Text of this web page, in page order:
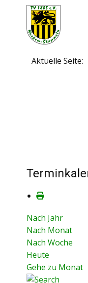
Aktuelle Seite:
Nach Jahr
Nach Monat
Nach Woche
Heute
Gehe zu Monat